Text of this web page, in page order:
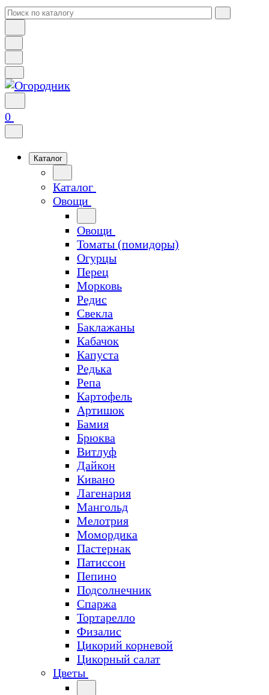
0
Каталог
Каталог
Овощи
Овощи
Томаты (помидоры)
Огурцы
Перец
Морковь
Редис
Свекла
Баклажаны
Кабачок
Капуста
Редька
Репа
Картофель
Артишок
Бамия
Брюква
Витлуф
Дайкон
Кивано
Лагенария
Мангольд
Мелотрия
Момордика
Пастернак
Патиссон
Пепино
Подсолнечник
Спаржа
Тортарелло
Физалис
Цикорий корневой
Цикорный салат
Цветы